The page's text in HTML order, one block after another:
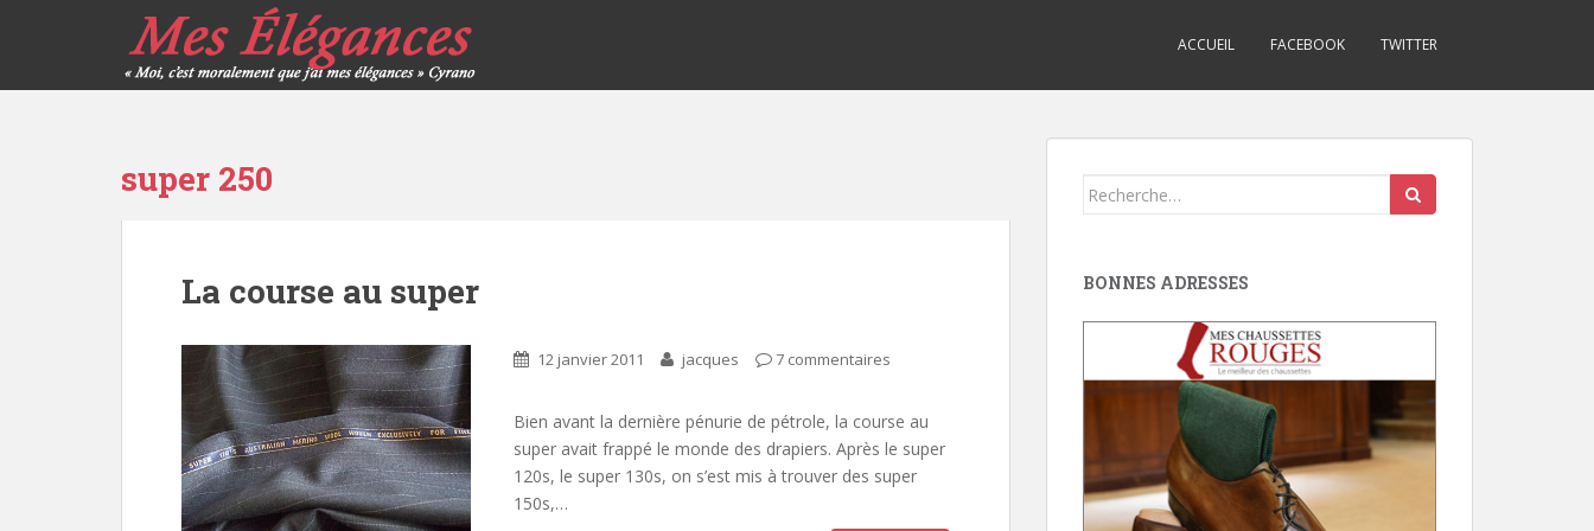
ACCUEIL FACEBOOK TWITTER
super 250
La course au super
12 janvier 2011 jacques 7 commentaires
Bien avant la dernière pénurie de pétrole, la course au
super avait frappé le monde des drapiers. Après le super
120s, le super 130s, on s’est mis à trouver des super
150s,…
Search
BONNES ADRESSES